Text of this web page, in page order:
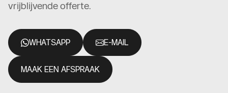
vrijblijvende offerte.
WHATSAPP E-MAIL
MAAK EEN AFSPRAAK